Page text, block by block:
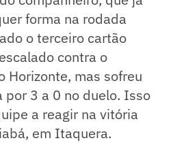
forma na rodada
o terceiro cartão
contra o
Horizonte, mas sofreu
por 3 a 0 no duelo. Isso
a reagir na vitória
em Itaquera.